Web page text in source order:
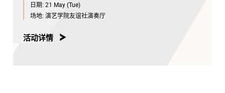
日期: 21 May (Tue)
场地: 演艺学院友谊社演奏厅
活动详情